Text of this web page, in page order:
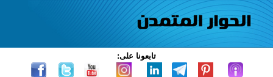
تابعونا على: